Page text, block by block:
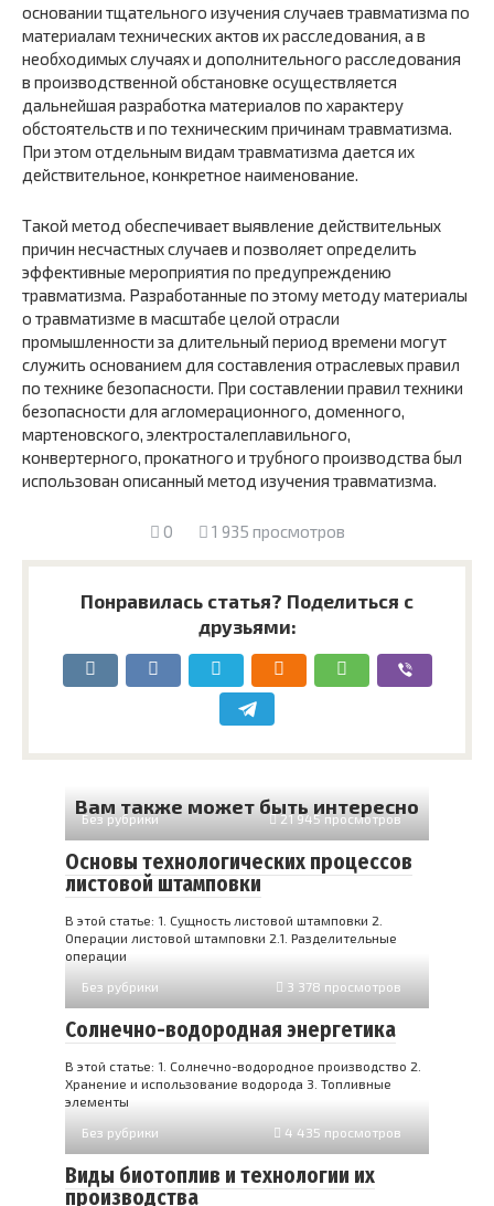
основании тщательного изучения случаев травматизма по
материалам технических актов их расследования, а в
необходимых случаях и дополнительного расследования
в производственной обстановке осуществляется
дальнейшая разработка материалов по характеру
обстоятельств и по техническим причинам травматизма.
При этом отдельным видам травматизма дается их
действительное, конкретное наименование.
Такой метод обеспечивает выявление действительных
причин несчастных случаев и позволяет определить
эффективные мероприятия по предупреждению
травматизма. Разработанные по этому методу материалы
о травматизме в масштабе целой отрасли
промышленности за длительный период времени могут
служить основанием для составления отраслевых правил
по технике безопасности. При составлении правил техники
безопасности для агломерационного, доменного,
мартеновского, электросталеплавильного,
конвертерного, прокатного и трубного производства был
использован описанный метод изучения травматизма.
0 1 935 просмотров
Понравилась статья? Поделиться с
друзьями:
Вам также может быть интересно
Без рубрики 21 945 просмотров
Основы технологических процессов
листовой штамповки
В этой статье: 1. Сущность листовой штамповки 2.
Операции листовой штамповки 2.1. Разделительные
операции
Без рубрики
3 378 просмотров
Солнечно-водородная энергетика
В этой статье: 1. Солнечно-водородное производство 2.
Хранение и использование водорода 3. Топливные
элементы
Без рубрики
4 435 просмотров
Виды биотоплив и технологии их
производства